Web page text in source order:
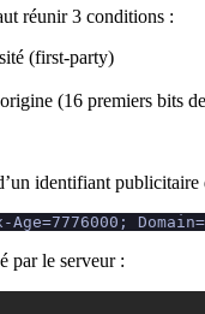
réunir 3 conditions :
(first-party)
(16 premiers bits
identifiant
Age=7776000;
par le serveur :